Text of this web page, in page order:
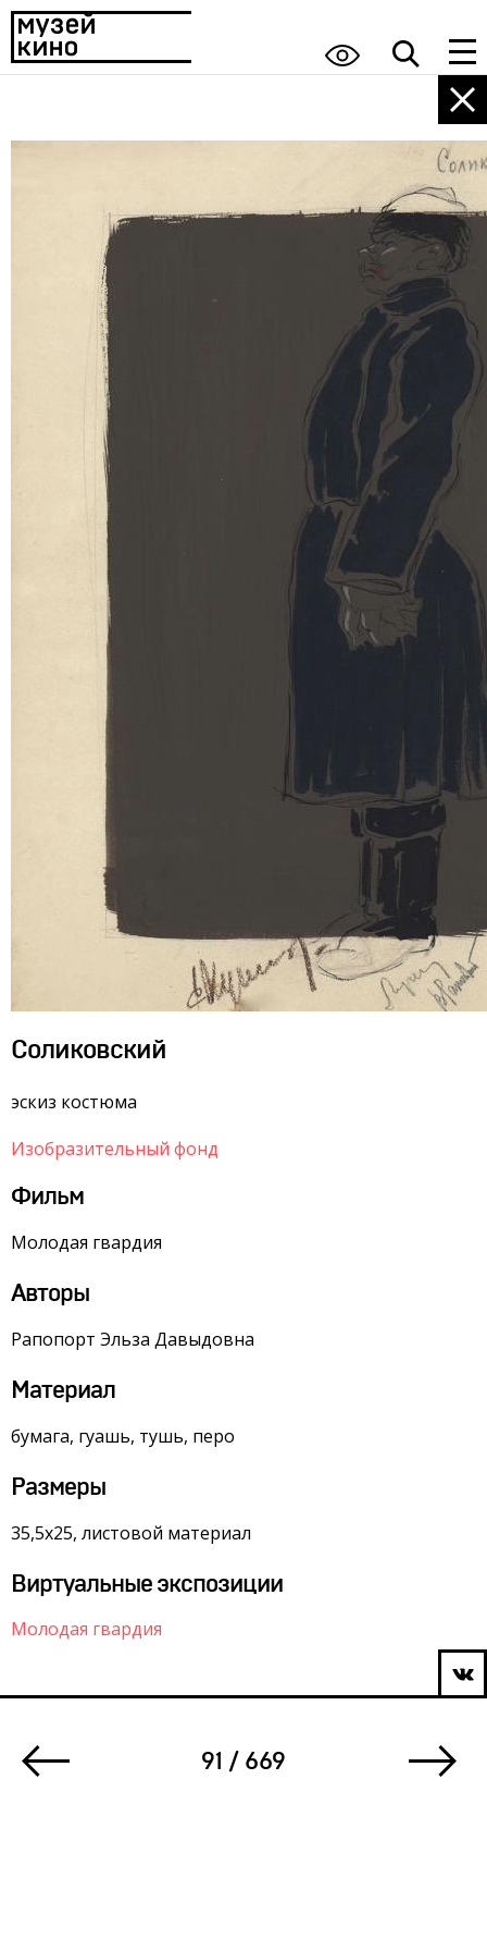
Соликовский
эскиз костюма
Изобразительный фонд
Фильм
Молодая гвардия
Авторы
Рапопорт Эльза Давыдовна
Материал
бумага, гуашь, тушь, перо
Размеры
35,5х25, листовой материал
Виртуальные экспозиции
Молодая гвардия
91 / 669